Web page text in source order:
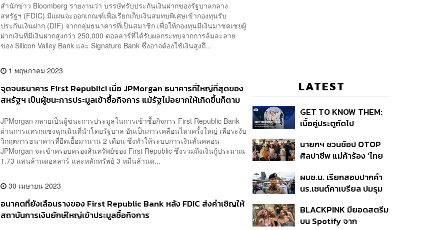
สำนักข่าว Bloomberg รายงานว่า บรรษัทรับประกันเงินฝากของรัฐบาลกลาง
สหรัฐฯ (FDIC) มีแผนจะออกเกณฑ์เพื่อเรียกเก็บเงินสมทบพิเศษเข้ากองทุนรับ
ประกันเงินฝาก (DIF) จากกลุ่มธนาคารที่เป็นสมาชิก เพื่อให้กองทุนมีเงินมาชดเชยผู้
ฝากเงินที่มีเงินฝากสูงกว่า 250,000 ดอลลาร์ที่ได้รับผลกระทบจากการล้มละลาย
ของ Silicon Valley Bank และ Signature Bank ซึ่งอาจต้องใช้เงินสูงถึ...
1 พฤษภาคม 2023
จุดจบธนาคาร First Republic! เมื่อ JPMorgan ธนาคารที่ใหญ่ที่สุดของ
สหรัฐฯ เป็นผู้ชนะการประมูลเข้าซื้อกิจการ แม้รัฐไม่อยากให้เกิดขึ้นก็ตาม
JPMorgan กลายเป็นผู้ชนะการประมูลในการเข้าซื้อกิจการ First Republic Bank
ผ่านการแทรกแซงฉุกเฉินที่นำโดยรัฐบาล อันเป็นการเคลื่อนไหวครั้งใหญ่ เพื่อระงับ
วิกฤตการธนาคารที่ยืดเยื้อมานาน 2 เดือน ซึ่งทำให้ระบบการเงินสั่นคลอน
JPMorgan จะเข้าครอบครองสินทรัพย์ของ First Republic ซึ่งรวมถึงเงินกู้ประมาณ
1.73 แสนล้านดอลลาร์ และหลักทรัพย์ 3 หมื่นล้านด...
30 เมษายน 2023
อนาคตที่ยังเลือนรางของ First Republic Bank หลัง FDIC ส่งคำเชิญให้
สถาบันการเงินยักษ์ใหญ่เข้าประมูลซื้อกิจการ
LATEST
GET TO KNOW THEM:
เนื้อคู่ประตูถัดไป
นายกฯ ชวนช้อป OTOP
ศิลปาชีพ แม่ค้าร้อง ‘ไทย
ถามมีต่อไหม นายกฯ ตอบ
‘เดี๋ยวจะพยายาม’
ผบช.น. เรียกสอบปากคำ
นร.เซนต์คาเบรียล ปมรุม
ดำเนินคดีแล้ว
BLACKPINK มียอดสตรีม
บน Spotify จาก